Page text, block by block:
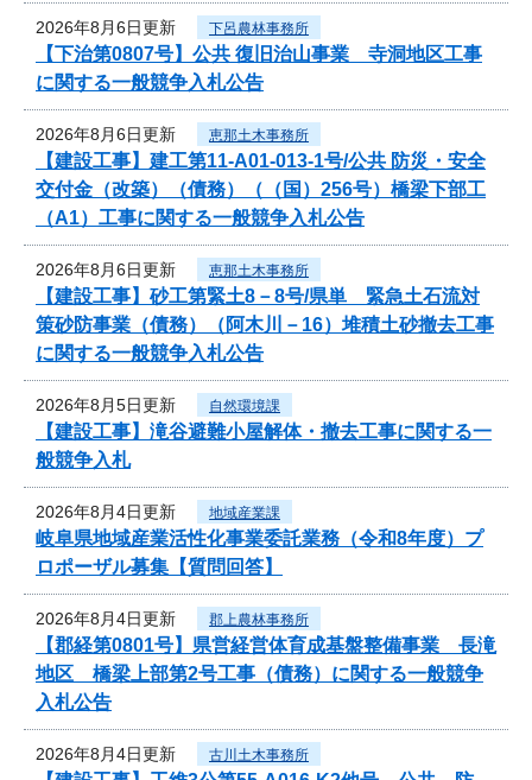
2026年8月6日更新 下呂農林事務所
【下治第0807号】公共 復旧治山事業 寺洞地区工事
に関する一般競争入札公告
2026年8月6日更新 恵那土木事務所
【建設工事】建工第11-A01-013-1号/公共 防災・安全
交付金（改築）（債務）（（国）256号）橋梁下部工
（A1）工事に関する一般競争入札公告
2026年8月6日更新 恵那土木事務所
【建設工事】砂工第緊土8－8号/県単 緊急土石流対
策砂防事業（債務）（阿木川－16）堆積土砂撤去工事
に関する一般競争入札公告
2026年8月5日更新 自然環境課
【建設工事】滝谷避難小屋解体・撤去工事に関する一
般競争入札
2026年8月4日更新 地域産業課
岐阜県地域産業活性化事業委託業務（令和8年度）プ
ロポーザル募集【質問回答】
2026年8月4日更新 郡上農林事務所
【郡経第0801号】県営経営体育成基盤整備事業 長滝
地区 橋梁上部第2号工事（債務）に関する一般競争
入札公告
2026年8月4日更新 古川土木事務所